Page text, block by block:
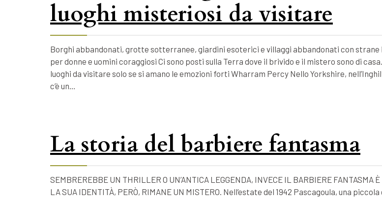
luoghi misteriosi da visitare
Borghi abbandonati, grotte sotterranee, giardini esoterici e villaggi abbandonati con
per donne e uomini coraggiosi Ci sono posti sulla Terra dove il brivido e il mistero sono di
luoghi da visitare solo se si amano le emozioni forti Wharram Percy Nello Yorkshire,
c’è un…
La storia del barbiere fantasma
SEMBREREBBE UN THRILLER O UN’ANTICA LEGGENDA, INVECE IL BARBIERE FANTASMA
LA SUA IDENTITÀ, PERÒ, RIMANE UN MISTERO. Nell’estate del 1942 Pascagoula, una